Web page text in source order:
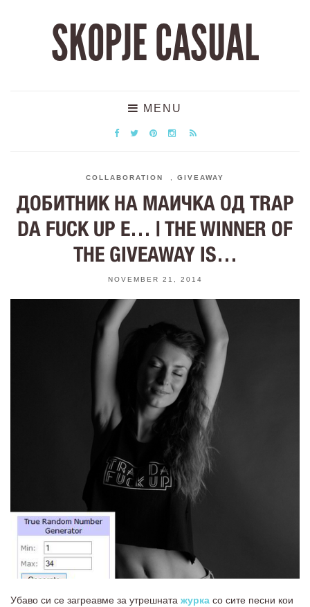
SKOPJE CASUAL
MENU
COLLABORATION GIVEAWAY
ДОБИТНИК НА МАИЧКА ОД TRAP
DA FUCK UP E… | THE WINNER OF
THE GIVEAWAY IS…
NOVEMBER 21, 2014
Убаво си се загреавме за утрешната журка со сите песни кои